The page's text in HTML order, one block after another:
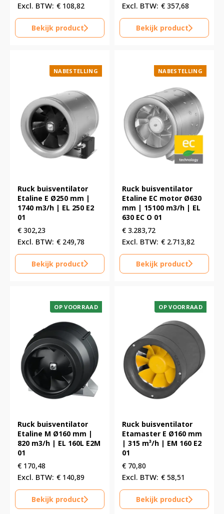
€ 108,82
Bekijk product
€ 357,68
Bekijk product
NABESTELLING
Ruck buisventilator
Etaline E Ø250 mm |
1740 m3/h | EL 250 E2
01
€ 302,23
€ 249,78
Bekijk product
NABESTELLING
Ruck buisventilator
Etaline EC motor Ø630
mm | 15100 m3/h | EL
630 EC O 01
€ 3.283,72
€ 2.713,82
Bekijk product
OP VOORRAAD
Ruck buisventilator
Etaline M Ø160 mm |
820 m3/h | EL 160L E2M
01
€ 170,48
€ 140,89
Bekijk product
OP VOORRAAD
Ruck buisventilator
Etamaster E Ø160 mm
| 315 m³/h | EM 160 E2
01
€ 70,80
€ 58,51
Bekijk product